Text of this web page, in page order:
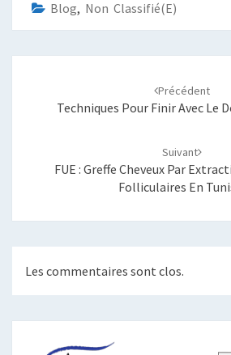
Blog, Non Classifié(e)
Précédent
Techniques Pour Finir Avec Le
Suivant
FUE : Greffe Cheveux Par
Folliculaires En
Les commentaires sont clos.